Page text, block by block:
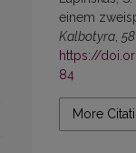
einem
Kalbotyra, 58
https://
84
More